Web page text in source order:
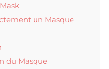
un Masque
du Masque